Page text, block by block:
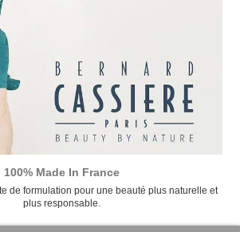
100% Made In France
de formulation pour une beauté plus naturelle et
plus responsable.